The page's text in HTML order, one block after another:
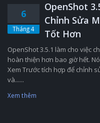
6
Tháng 4
OpenShot
Chỉnh Sửa
Tốt Hơn
OpenShot 3.5.1 làm cho việc
hoàn thiện hơn bao giờ hết.
Xem Trước tích hợp để chỉnh
và......
Xem thêm